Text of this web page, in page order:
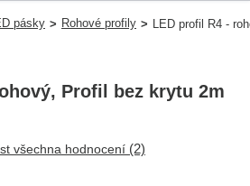
pásky > Rohové profily > LED profil R4 -
, Profil bez krytu 2m
všechna hodnocení (2)